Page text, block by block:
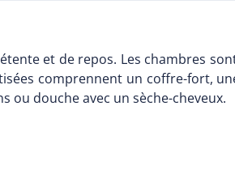
et de repos. Les chambres
comprennent un coffre-fort,
ou douche avec un sèche-cheveux.